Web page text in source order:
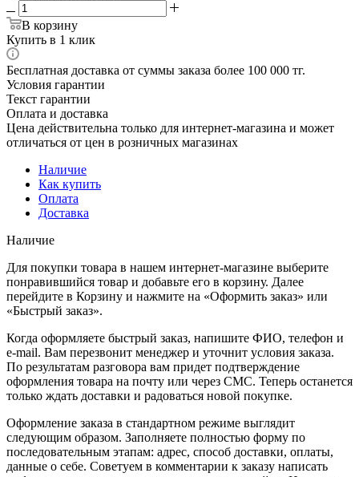
В корзину
Купить в 1 клик
Бесплатная доставка от суммы заказа более 100 000 тг.
Условия гарантии
Текст гарантии
Оплата и доставка
Цена действительна только для интернет-магазина и может
отличаться от цен в розничных магазинах
Наличие
Как купить
Оплата
Доставка
Наличие
Для покупки товара в нашем интернет-магазине выберите
понравившийся товар и добавьте его в корзину. Далее
перейдите в Корзину и нажмите на «Оформить заказ» или
«Быстрый заказ».
Когда оформляете быстрый заказ, напишите ФИО, телефон и
e-mail. Вам перезвонит менеджер и уточнит условия заказа.
По результатам разговора вам придет подтверждение
оформления товара на почту или через СМС. Теперь останется
только ждать доставки и радоваться новой покупке.
Оформление заказа в стандартном режиме выглядит
следующим образом. Заполняете полностью форму по
последовательным этапам: адрес, способ доставки, оплаты,
данные о себе. Советуем в комментарии к заказу написать